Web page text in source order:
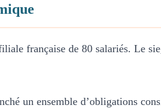
française de 80 salariés. Le
un ensemble d’obligations